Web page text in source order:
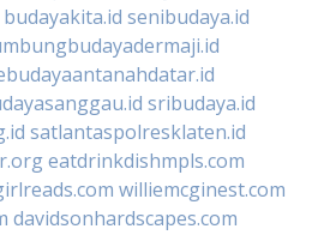
budayakita.id senibudaya.id
sribudaya.id
satlantaspolresklaten.id
eatdrinkdishmpls.com
williemcginest.com
davidsonhardscapes.com